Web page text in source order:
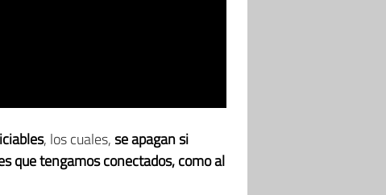
, los cuales,se apagan si
que tengamos conectados, como al